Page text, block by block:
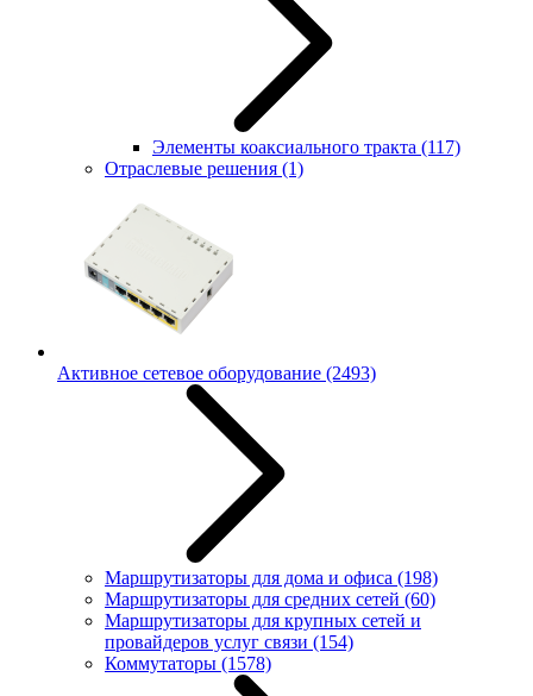
Элементы коаксиального тракта (117)
Отраслевые решения (1)
Активное сетевое оборудование (2493)
Маршрутизаторы для дома и офиса (198)
Маршрутизаторы для средних сетей (60)
Маршрутизаторы для крупных сетей и
провайдеров услуг связи (154)
Коммутаторы (1578)